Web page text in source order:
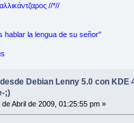
//*//
hablar la lengua de su señor"
Debian Lenny 5.0 con KDE
;)
de Abril de 2009, 01:25:55 pm »